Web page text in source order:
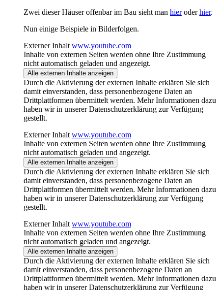
Zwei dieser Häuser offenbar im Bau sieht man hieroderhier.
Nun einige Beispiele in Bilderfolgen.
Externer Inhalt www.youtube.com
Inhalte von externen Seiten werden ohne Ihre Zustimmung
nicht automatisch geladen und angezeigt.
Alle externen Inhalte anzeigen
Durch die Aktivierung der externen Inhalte erklären Sie sich
damit einverstanden, dass personenbezogene Daten an
Drittplattformen übermittelt werden. Mehr Informationen dazu
haben wir in unserer Datenschutzerklärung zur Verfügung
gestellt.
Externer Inhalt www.youtube.com
Inhalte von externen Seiten werden ohne Ihre Zustimmung
nicht automatisch geladen und angezeigt.
Alle externen Inhalte anzeigen
Durch die Aktivierung der externen Inhalte erklären Sie sich
damit einverstanden, dass personenbezogene Daten an
Drittplattformen übermittelt werden. Mehr Informationen dazu
haben wir in unserer Datenschutzerklärung zur Verfügung
gestellt.
Externer Inhalt www.youtube.com
Inhalte von externen Seiten werden ohne Ihre Zustimmung
nicht automatisch geladen und angezeigt.
Alle externen Inhalte anzeigen
Durch die Aktivierung der externen Inhalte erklären Sie sich
damit einverstanden, dass personenbezogene Daten an
Drittplattformen übermittelt werden. Mehr Informationen dazu
haben wir in unserer Datenschutzerklärung zur Verfügung